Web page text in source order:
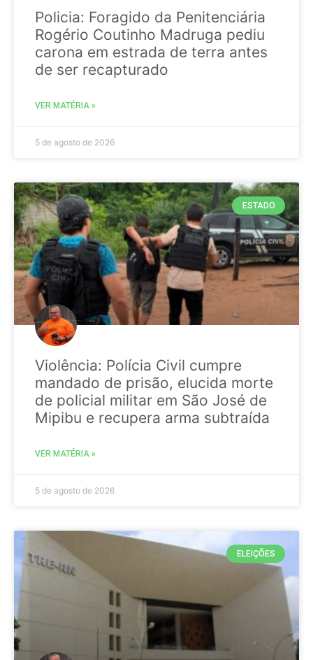
Policia: Foragido da Penitenciária
Rogério Coutinho Madruga pediu
carona em estrada de terra antes
de ser recapturado
VER MATÉRIA »
5 de agosto de 2026
ESTADO
Violência: Polícia Civil cumpre
mandado de prisão, elucida morte
de policial militar em São José de
Mipibu e recupera arma subtraída
VER MATÉRIA »
5 de agosto de 2026
ELEIÇÕES